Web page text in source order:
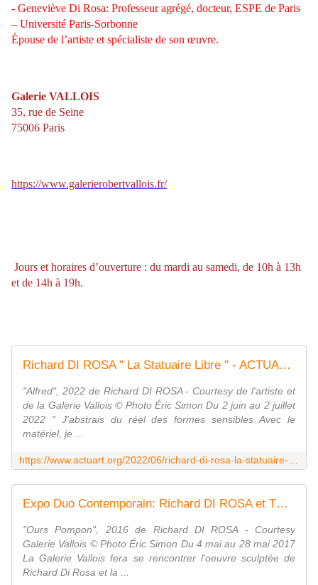
- Geneviève Di Rosa: Professeur agrégé, docteur, ESPE de Paris
– Université Paris-Sorbonne
Épouse de l’artiste et spécialiste de son œuvre.
Galerie VALLOIS
35, rue de Seine
75006 Paris
https://www.galerierobertvallois.fr/
Jours et horaires d’ouverture : du mardi au samedi, de 10h à 13h
et de 14h à 19h.
Richard DI ROSA " La Statuaire Libre " - ACTUART by Eric SIMON
"Alfred", 2022 de Richard DI ROSA - Courtesy de l'artiste et
de la Galerie Vallois © Photo Éric Simon Du 2 juin au 2 juillet
2022 " J'abstrais du réel des formes sensibles Avec le
matériel, je ...
Expo Duo Contemporain: Richard DI ROSA et TCHIF - ACTUART by Eric SIMON
"Ours Pompon", 2016 de Richard DI ROSA - Courtesy
Galerie Vallois © Photo Éric Simon Du 4 mai au 28 mai 2017
La Galerie Vallois fera se rencontrer l'oeuvre sculptée de
Richard Di Rosa et la ...